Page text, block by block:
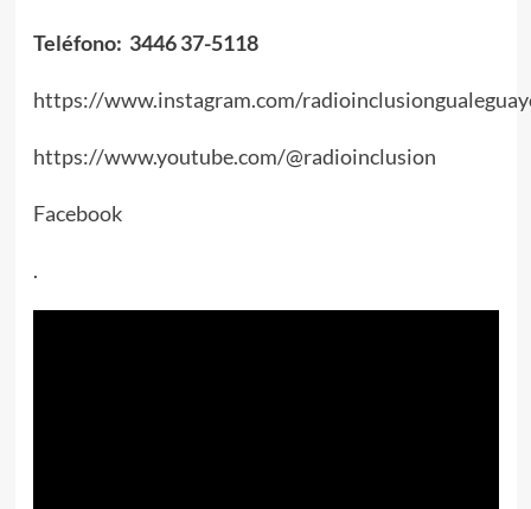
Teléfono: 3446 37-5118
https://www.instagram.com/
https://www.youtube.com/@radioinclusion
Facebook
.